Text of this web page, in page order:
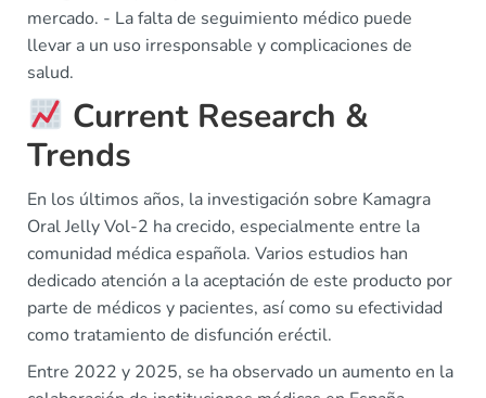
mercado. - La falta de seguimiento médico puede
llevar a un uso irresponsable y complicaciones de
salud.
Current Research &
Trends
En los últimos años, la investigación sobre Kamagra
Oral Jelly Vol-2 ha crecido, especialmente entre la
comunidad médica española. Varios estudios han
dedicado atención a la aceptación de este producto por
parte de médicos y pacientes, así como su efectividad
como tratamiento de disfunción eréctil.
Entre 2022 y 2025, se ha observado un aumento en la